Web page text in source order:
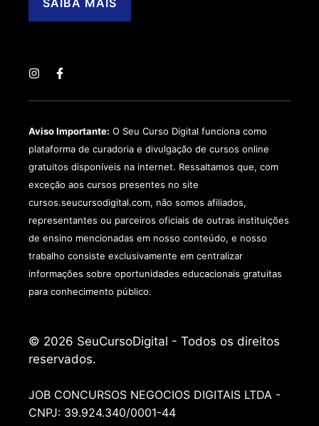
SAIBA MAIS
Aviso Importante: O Seu Curso Digital funciona como
plataforma de curadoria e divulgação de cursos online
gratuitos disponíveis na internet. Ressaltamos que, com
exceção aos cursos presentes no site
cursos.seucursodigital.com, não somos afiliados,
representantes ou parceiros oficiais de outras instituições
de ensino mencionadas em nosso conteúdo, e nosso
trabalho consiste exclusivamente em centralizar
informações sobre oportunidades educacionais gratuitas
para conhecimento público.
© 2026 SeuCursoDigital - Todos os direitos
reservados.
JOB CONCURSOS NEGOCIOS DIGITAIS LTDA -
CNPJ: 39.924.340/0001-44